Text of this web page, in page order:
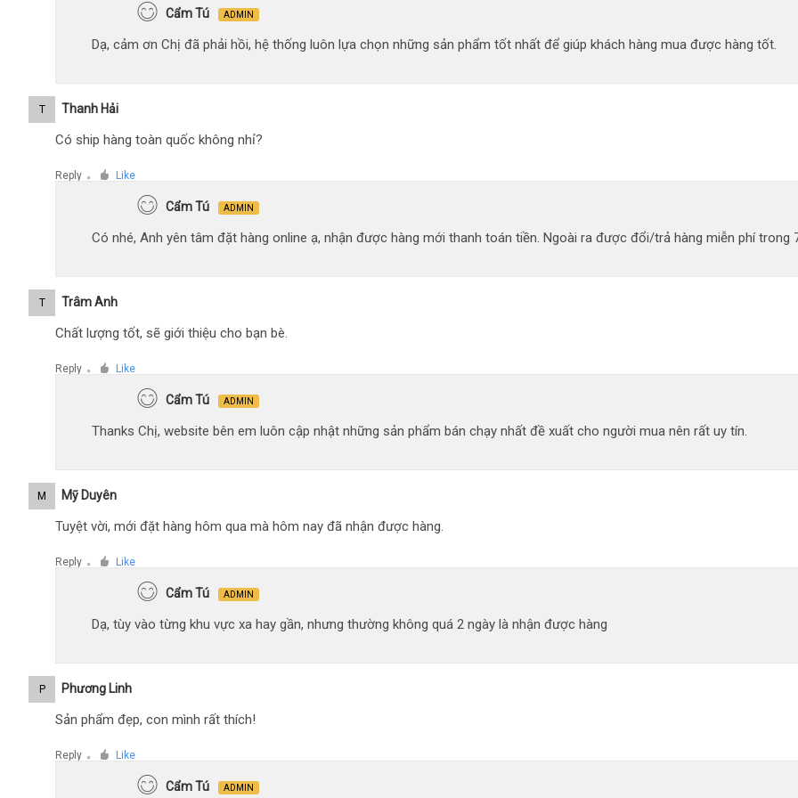
Cẩm Tú ADMIN
Dạ, cảm ơn Chị đã phải hồi, hệ thống luôn lựa chọn những sản phẩm tốt nhất để giúp khách hàng mua được hàng tốt.
T Thanh Hải
Có ship hàng toàn quốc không nhỉ?
Reply ● Like
Cẩm Tú ADMIN
Có nhé, Anh yên tâm đặt hàng online ạ, nhận được hàng mới thanh toán tiền. Ngoài ra được đổi/trả hàng miễn phí trong
T Trâm Anh
Chất lượng tốt, sẽ giới thiệu cho bạn bè.
Reply ● Like
Cẩm Tú ADMIN
Thanks Chị, website bên em luôn cập nhật những sản phẩm bán chạy nhất đề xuất cho người mua nên rất uy tín.
M Mỹ Duyên
Tuyệt vời, mới đặt hàng hôm qua mà hôm nay đã nhận được hàng.
Reply ● Like
Cẩm Tú ADMIN
Dạ, tùy vào từng khu vực xa hay gần, nhưng thường không quá 2 ngày là nhận được hàng
P Phương Linh
Sản phẩm đẹp, con mình rất thích!
Reply ● Like
Cẩm Tú ADMIN